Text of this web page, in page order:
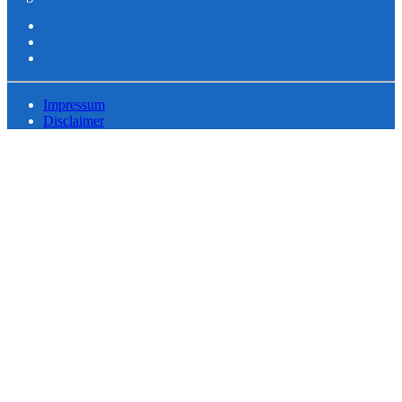
Impressum
Disclaimer